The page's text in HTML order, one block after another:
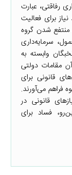
رفاقتی، عبارت
برای فعالیت
شدن گروه
سرمایه‌داری
وابسته به
مقامات دولتی
قانونی برای
فراهم می‌آورند.
قانونی در
فساد برای